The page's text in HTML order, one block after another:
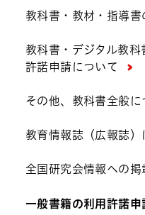
教科書・教材・指導書
教科書・デジタル教
許諾申請について
その他、教科書全般に
教育情報誌（広報誌）
全国研究会情報への掲
一般書籍の利用許諾申